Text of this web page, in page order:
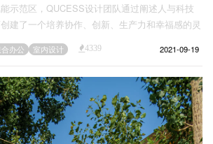
示范区，QUCESS设计团队通过阐述人与科技
建了一个培养协作、创新、生产力和幸福感的灵
合办公 室内设计 4339 2021-09-19